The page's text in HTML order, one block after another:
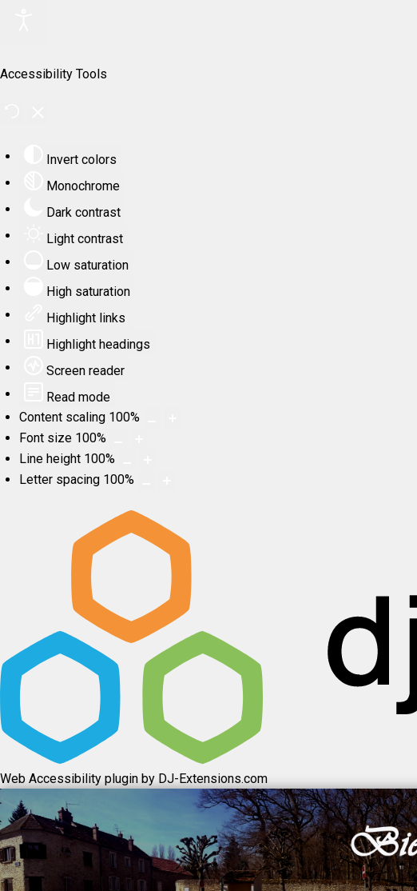
Accessibility Tools
Invert colors
Monochrome
Dark contrast
Light contrast
Low saturation
High saturation
Highlight links
Highlight headings
Screen reader
Read mode
Content scaling 100%
Font size 100%
Line height 100%
Letter spacing 100%
Web Accessibility plugin by DJ-Extensions.com